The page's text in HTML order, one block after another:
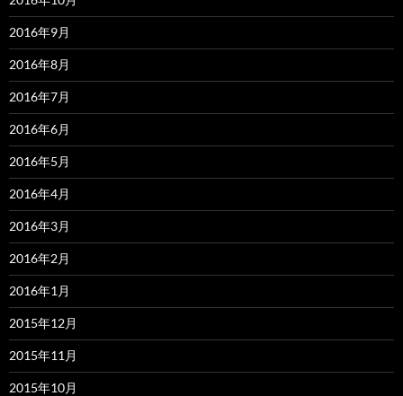
2016年9月
2016年8月
2016年7月
2016年6月
2016年5月
2016年4月
2016年3月
2016年2月
2016年1月
2015年12月
2015年11月
2015年10月